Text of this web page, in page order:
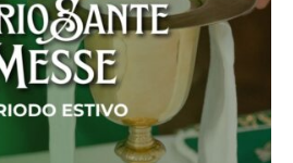
QUI